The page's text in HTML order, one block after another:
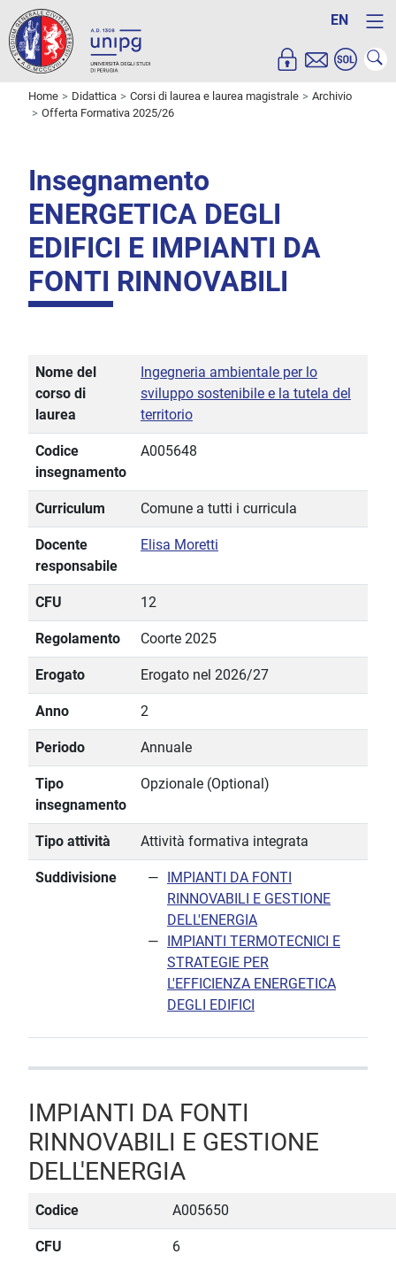
EN
Home Didattica Corsi di laurea e laurea magistrale
Archivio
Offerta Formativa 2025/26
Insegnamento
ENERGETICA DEGLI
EDIFICI E IMPIANTI DA
FONTI RINNOVABILI
Nome del
corso di
laurea
Ingegneria ambientale per lo
sviluppo sostenibile e la tutela del
territorio
Codice
insegnamento
A005648
Curriculum Comune a tutti i curricula
Docente
responsabile
Elisa Moretti
CFU 12
Regolamento Coorte 2025
Erogato Erogato nel 2026/27
Anno 2
Periodo Annuale
Tipo
insegnamento
Opzionale (Optional)
Tipo attività Attività formativa integrata
Suddivisione
IMPIANTI DA FONTI
RINNOVABILI E GESTIONE
DELL'ENERGIA
IMPIANTI TERMOTECNICI E
STRATEGIE PER
L'EFFICIENZA ENERGETICA
DEGLI EDIFICI
IMPIANTI DA FONTI
RINNOVABILI E GESTIONE
DELL'ENERGIA
Codice A005650
CFU 6